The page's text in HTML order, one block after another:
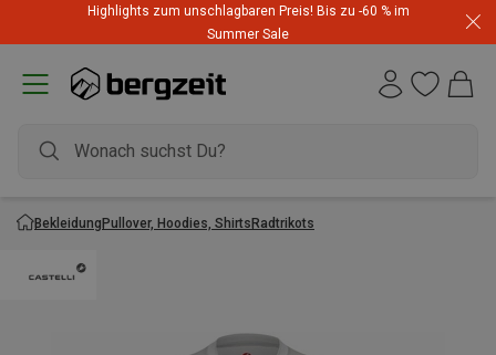
Highlights zum unschlagbaren Preis! Bis zu -60 % im
Summer Sale
BekleidungPullover, Hoodies, ShirtsRadtrikots